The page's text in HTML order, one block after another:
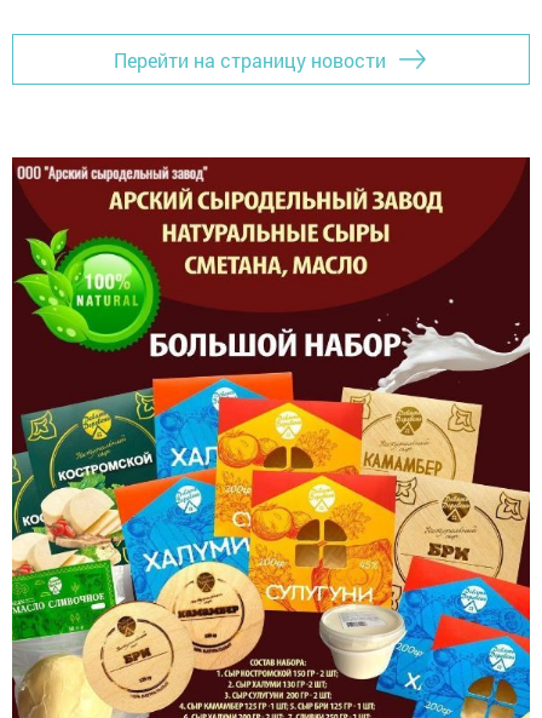
Перейти на страницу новости